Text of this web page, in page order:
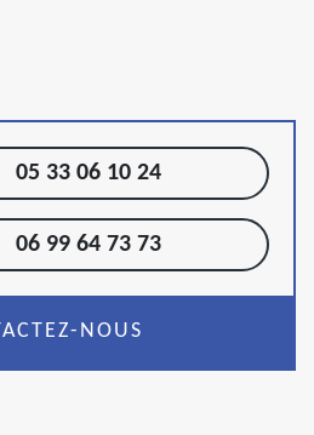
05 33 06 10 24
06 99 64 73 73
NOUS